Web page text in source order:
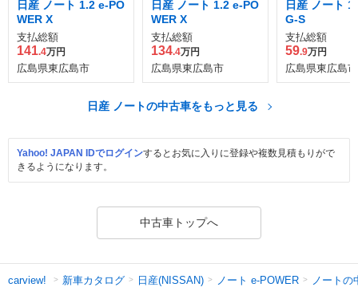
日産 ノート 1.2 e-PO
WER X
支払総額
141.4万円
広島県東広島市
日産 ノート 1.2 e-PO
WER X
支払総額
134.4万円
広島県東広島市
日産 ノート
G-S
支払総額
59.9万円
広島県東広島市
日産 ノートの中古車をもっと見る
Yahoo! JAPAN IDでログインするとお気に入りに登録や複数見積もりがで
きるようになります。
中古車トップへ
carview! 新車カタログ 日産(NISSAN) ノート e-POWER ノートの